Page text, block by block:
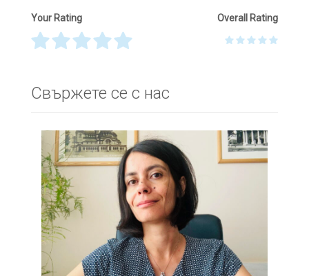
Your Rating Overall Rating
Your Name*
Your Email*
Your Message
Свържете се с нас